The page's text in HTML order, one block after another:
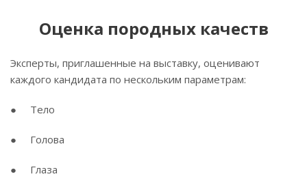
Оценка породных качеств
Эксперты, приглашенные на выставку, оценивают
каждого кандидата по нескольким параметрам:
● Тело
● Голова
● Глаза